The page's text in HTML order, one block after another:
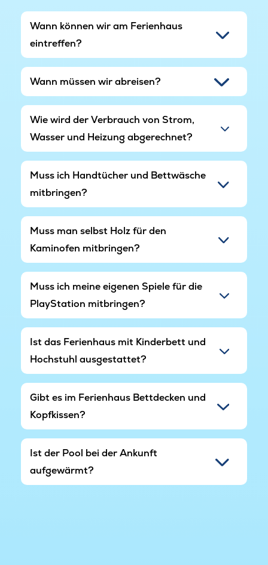
Wann können wir am Ferienhaus
eintreffen?
Wann müssen wir abreisen?
Wie wird der Verbrauch von Strom,
Wasser und Heizung abgerechnet?
Muss ich Handtücher und Bettwäsche
mitbringen?
Muss man selbst Holz für den
Kaminofen mitbringen?
Muss ich meine eigenen Spiele für die
PlayStation mitbringen?
Ist das Ferienhaus mit Kinderbett und
Hochstuhl ausgestattet?
Gibt es im Ferienhaus Bettdecken und
Kopfkissen?
Ist der Pool bei der Ankunft
aufgewärmt?